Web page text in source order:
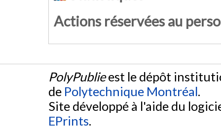
Actions réservées au
PolyPublieest le dépôt
de Polytechnique Montréal.
Site développé à l'aide du
EPrints.